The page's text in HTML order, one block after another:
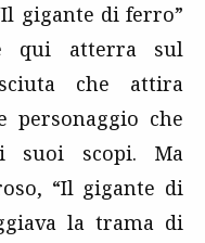
gigante di ferro”
qui atterra sul
che attira
personaggio che
suoi scopi. Ma
“Il gigante di
la trama di